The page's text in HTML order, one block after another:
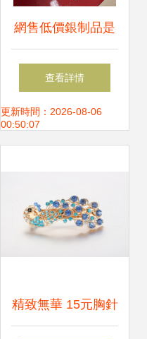
網售低價銀制品是
真的嗎？5.4元“足
銀”筷子送檢揭穿真
查看詳情
更新時間：2026-08-06
00:50:07
精致無華 15元胸針